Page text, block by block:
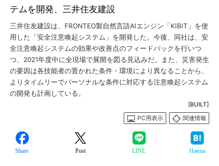
テムを開発、三井住友建設
三井住友建設は、FRONTEO製自然言語AIエンジン「KIBIT」を使
用した「安全注意喚起システム」を開発した。今後、同社は、安
全注意喚起システムの効果や改善点のフィードバックを行いつ
つ、2021年度中に全現場で展開を図る見込みだ。また、災害発生
の要因は各技能者の置かれた条件・環境により異なることから、
よりタイムリーでパーソナルな条件に対応する注意喚起システム
の開発も計画している。
[BUILT]
PC用表示
関連情報
Share Post LINE Hatena